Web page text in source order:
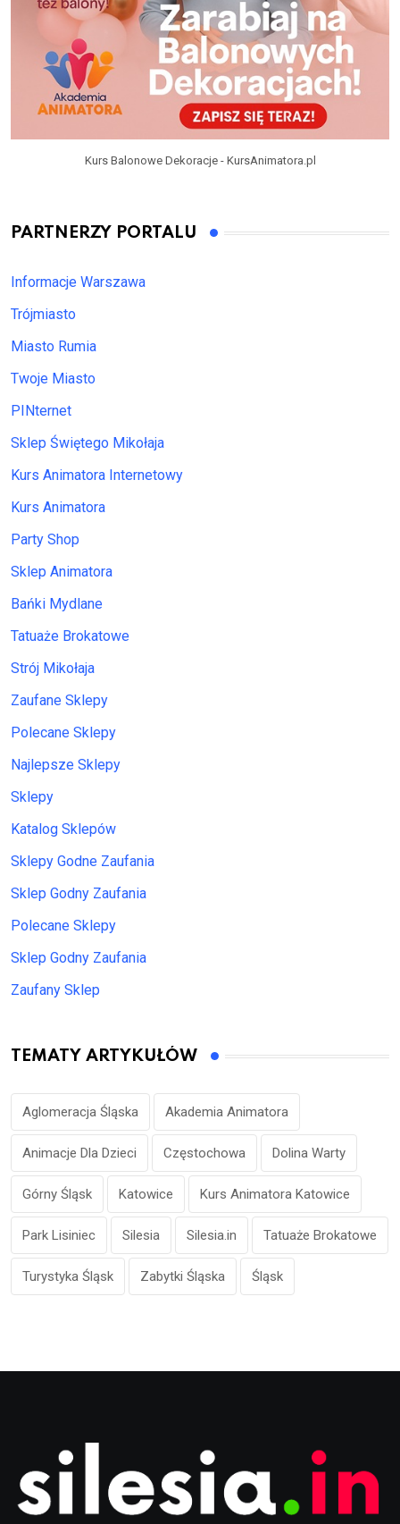
Kurs Balonowe Dekoracje - KursAnimatora.pl
PARTNERZY PORTALU
Informacje Warszawa
Trójmiasto
Miasto Rumia
Twoje Miasto
PINternet
Sklep Świętego Mikołaja
Kurs Animatora Internetowy
Kurs Animatora
Party Shop
Sklep Animatora
Bańki Mydlane
Tatuaże Brokatowe
Strój Mikołaja
Zaufane Sklepy
Polecane Sklepy
Najlepsze Sklepy
Sklepy
Katalog Sklepów
Sklepy Godne Zaufania
Sklep Godny Zaufania
Polecane Sklepy
Sklep Godny Zaufania
Zaufany Sklep
TEMATY ARTYKUŁÓW
Aglomeracja Śląska Akademia Animatora
Animacje Dla Dzieci Częstochowa Dolina Warty
Górny Śląsk Katowice Kurs Animatora Katowice
Park Lisiniec Silesia Silesia.in Tatuaże Brokatowe
Turystyka Śląsk Zabytki Śląska Śląsk